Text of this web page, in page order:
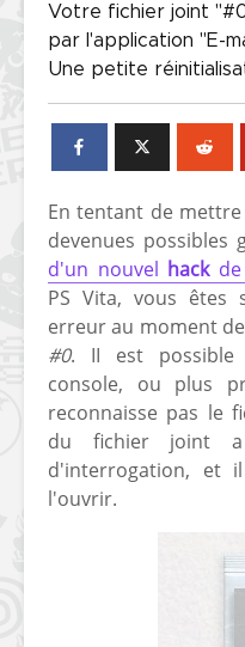
Votre fichier joint
par l'application "E-
Une petite
En tentant de
devenues possibles
d'un nouvel hackde
PS Vita, vous êtes
erreur au moment
#0. II est possible
console, ou plus
reconnaisse pas le
du fichier joint
d'interrogation, et
l'ouvrir.